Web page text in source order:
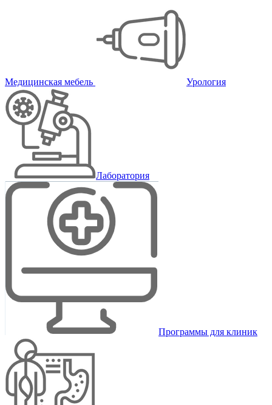
Медицинская мебель Урология
Лаборатория
Программы для клиник